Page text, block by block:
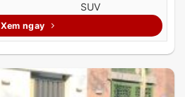
SUV
Xem ngay